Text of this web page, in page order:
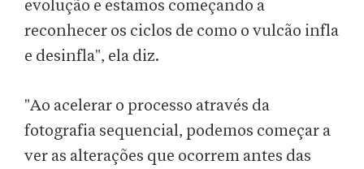
evolução e estamos começando a
reconhecer os ciclos de como o vulcão infla
e desinfla", ela diz.
"Ao acelerar o processo através da
fotografia sequencial, podemos começar a
ver as alterações que ocorrem antes das